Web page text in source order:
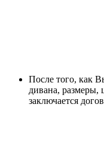
После того, как
дивана, размеры,
заключается